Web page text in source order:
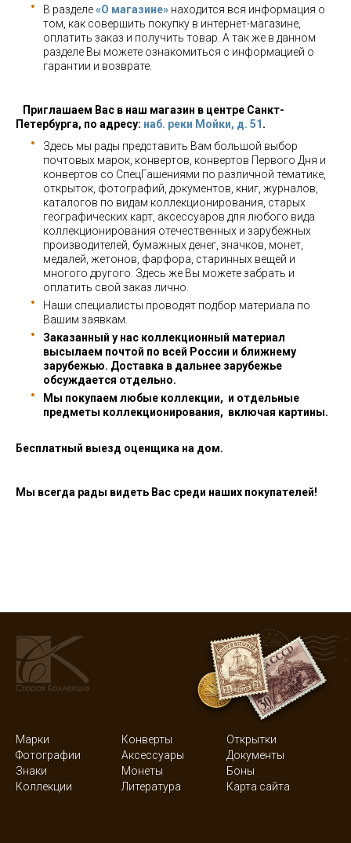
В разделе«О магазине» находится вся информация о
том, как совершить покупку в интернет-магазине,
оплатить заказ и получить товар. А так же в данном
разделе Вы можете ознакомиться с информацией о
гарантии и возврате.
Приглашаем Вас в наш магазин в центре Санкт-
Петербурга, по адресу: наб. реки Мойки, д. 51 .
Здесь мы рады представить Вам большой выбор
почтовых марок, конвертов, конвертов Первого Дня и
конвертов со СпецГашениями по различной тематике,
открыток, фотографий, документов, книг, журналов,
каталогов по видам коллекционирования, старых
географических карт, аксессуаров для любого вида
коллекционирования отечественных и зарубежных
производителей, бумажных денег, значков, монет,
медалей, жетонов, фарфора, старинных вещей и
многого другого. Здесь же Вы можете забрать и
оплатить свой заказ лично.
Наши специалисты проводят подбор материала по
Вашим заявкам.
Заказанный у нас коллекционный материал
высылаем почтой по всей России и ближнему
зарубежью. Доставка в дальнее зарубежье
обсуждается отдельно.
Мы покупаем любые коллекции, и отдельные
предметы коллекционирования, включая картины.
Бесплатный выезд оценщика на дом.
Мы всегда рады видеть Вас среди наших покупателей!
Марки Конверты
Открытки
Фотографии
Аксессуары
Документы
Знаки
Монеты
Боны
Коллекции
Литература Карта сайта